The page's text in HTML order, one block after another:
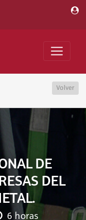
Volver
DE
DEL
6 horas